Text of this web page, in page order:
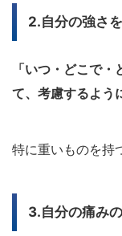
2.自分の強さ
「いつ・どこで
て、考慮するよう
特に重いものを持
3.自分の痛み